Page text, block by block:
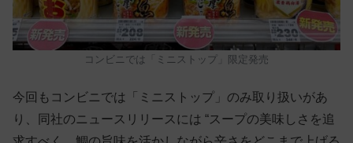
コンビニでは「ミニストップ」限定発売
今回もコンビニでは「ミニストップ」のみ取り扱いがあ
り、同社のニュースリリースには “スープの美味しさを追